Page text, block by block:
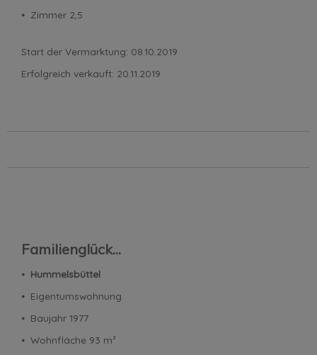
⦁ Zimmer 2,5
Start der Vermarktung: 08.10.2019
Erfolgreich verkauft: 20.11.2019
Familienglück...
⦁ Hummelsbüttel
⦁ Eigentumswohnung
⦁ Baujahr 1977
⦁ Wohnfläche 93 m²